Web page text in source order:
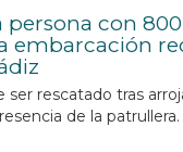
persona con
embarcación
rescatado tras
de la patrullera.